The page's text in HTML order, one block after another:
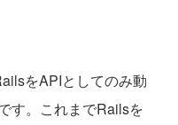
をAPIとしてのみ動
す。これまでRailsを